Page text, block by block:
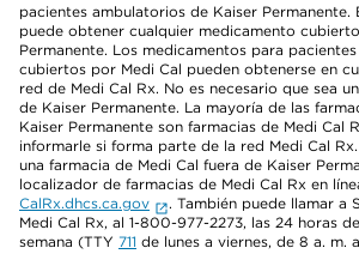
pacientes ambulatorios de Kaiser Permanente.
puede obtener cualquier medicamento
Permanente. Los medicamentos para
cubiertos por Medi Cal pueden obtenerse en
red de Medi Cal Rx. No es necesario que sea
de Kaiser Permanente. La mayoría de las
Kaiser Permanente son farmacias de Medi Cal
informarle si forma parte de la red Medi Cal
una farmacia de Medi Cal fuera de Kaiser
localizador de farmacias de Medi Cal Rx en
CalRx.dhcs.ca.gov
. También puede llamar a
Medi Cal Rx, al 1-800-977-2273, las 24 horas
semana (TTY 711 de lunes a viernes, de 8 a. m.